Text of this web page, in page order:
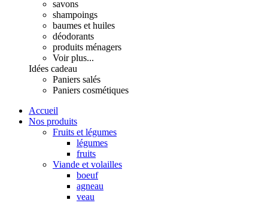
savons
shampoings
baumes et huiles
déodorants
produits ménagers
Voir plus...
Idées cadeau
Paniers salés
Paniers cosmétiques
Accueil
Nos produits
Fruits et légumes
légumes
fruits
Viande et volailles
boeuf
agneau
veau